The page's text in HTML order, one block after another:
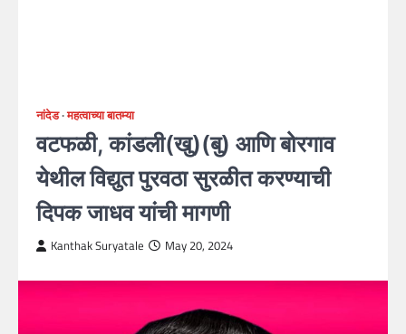
नांदेड महत्वाच्या बातम्या
वटफळी, कांडली(खु)(बु) आणि बोरगाव
येथील विद्युत पुरवठा सुरळीत करण्याची
दिपक जाधव यांची मागणी
Kanthak Suryatale May 20, 2024